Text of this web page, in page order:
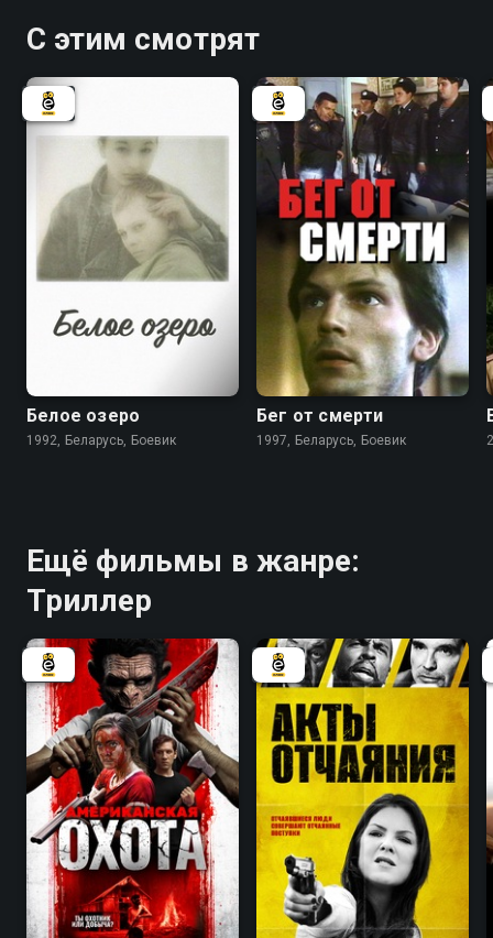
С этим смотрят
Белое озеро
1992, Беларусь, Боевик
5.5
Бег от смерти
1997, Беларусь, Боевик
Ещё фильмы в жанре:
Триллер
4.2 5.6